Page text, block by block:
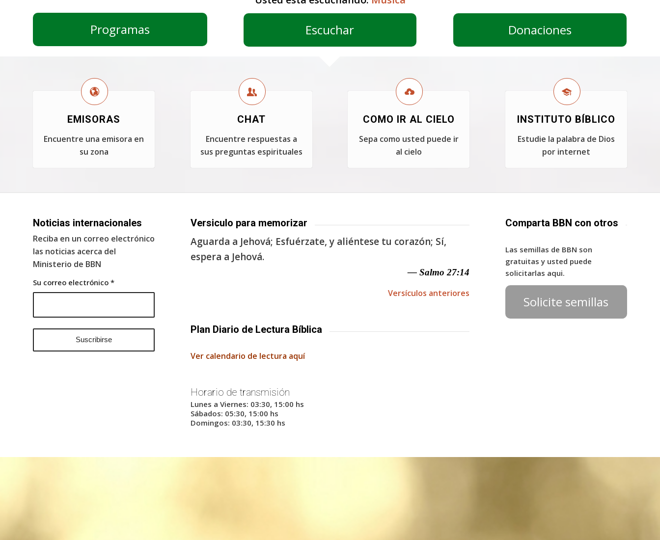
Programas Escuchar Donaciones
EMISORAS
Encuentre una emisora en
su zona
CHAT
Encuentre respuestas a
sus preguntas espirituales
COMO IR AL CIELO
Sepa como usted puede ir
al cielo
INSTITUTO BÍBLICO
Estudie la palabra de Dios
por internet
Noticias internacionales
Reciba en un correo electrónico
las noticias acerca del
Ministerio de BBN
Su correo electrónico *
Versiculo para memorizar
Aguarda a Jehová; Esfuérzate, y aliéntese tu corazón; Sí,
espera a Jehová.
— Salmo 27:14
Versículos anteriores
Plan Diario de Lectura Bíblica
Ver calendario de lectura aquí
Horario de transmisión
Lunes a Viernes: 03:30, 15:00 hs
Sábados: 05:30, 15:00 hs
Domingos: 03:30, 15:30 hs
Comparta BBN con otros
Las semillas de BBN son
gratuitas y usted puede
solicitarlas aqui.
Solicite semillas